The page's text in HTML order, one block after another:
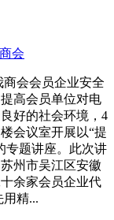
会
会会员企业安全
高会员单位对电
好的社会环境，4
会议室开展以“提
专题讲座。此次讲
州市吴江区安徽
余家会员企业代
精...